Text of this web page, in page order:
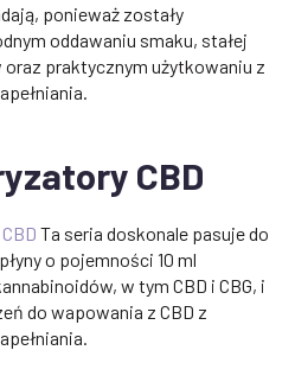
ponieważ zostały
oddawaniu smaku, stałej
praktycznym użytkowaniu z
CBD
Ta seria doskonale pasuje do
o pojemności 10 ml
w tym CBD i CBG, i
do wapowania z CBD z